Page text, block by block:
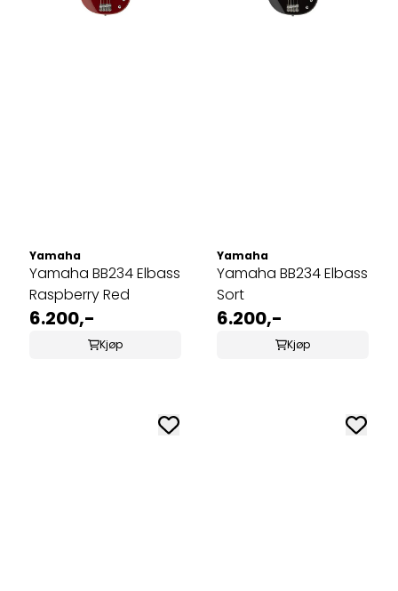
Yamaha
Yamaha BB234 Elbass
Raspberry Red
6.200,-
Kjøp
Yamaha
Yamaha BB234 Elbass
Sort
6.200,-
Kjøp